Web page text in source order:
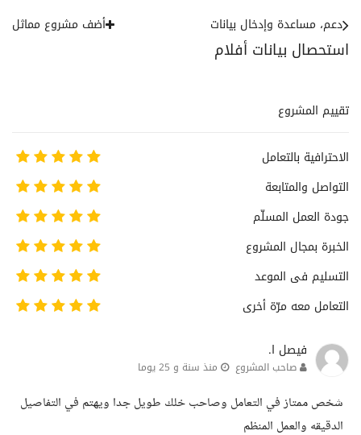
استحصال بيانات أفلام
دعم، مساعدة وإدخال بيانات أضف مشروع مماثل
تقييم المشروع
الاحترافية بالتعامل
التواصل والمتابعة
جودة العمل المسلّم
الخبرة بمجال المشروع
التسليم فى الموعد
التعامل معه مرّة أخرى
فيصل ا.
صاحب المشروع منذ سنة و 25 يوما
شخص ممتاز في التعامل وصاحب خلك طويل جدا ويهتم في التفاصيل
الدقيقه والعمل المنظم